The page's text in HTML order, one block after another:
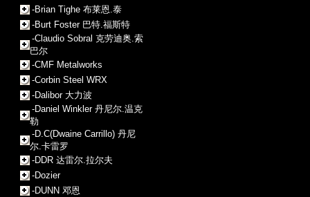
-Brian Tighe 布莱恩.泰
-Burt Foster 巴特.福斯特
-Claudio Sobral 克劳迪奥.索
巴尔
-CMF Metalworks
-Corbin Steel WRX
-Dalibor 大力波
-Daniel Winkler 丹尼尔.温克
勒
-D.C(Dwaine Carrillo) 丹尼
尔.卡雷罗
-DDR 达雷尔.拉尔夫
-Dozier
-DUNN 邓恩